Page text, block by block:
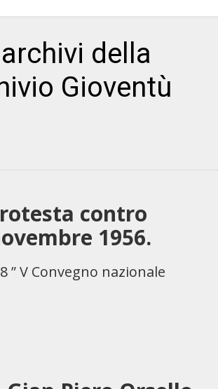
della
Gioventù
contro
1956.
” V Convegno nazionale